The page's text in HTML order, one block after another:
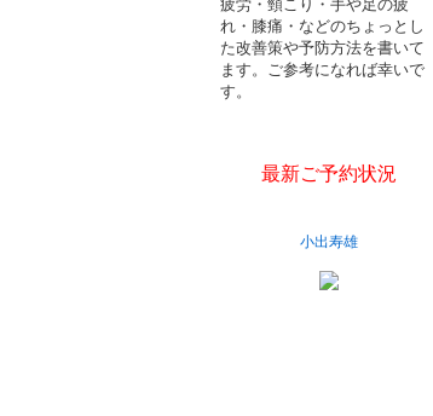
れ・膝痛・などのちょっとし
た改善策や予防方法を書いて
ます。ご参考になれば幸いで
す。
最新ご予約状況
小出寿雄